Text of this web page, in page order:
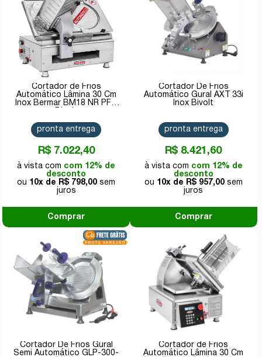
Cortador de Frios
Automático Lâmina 30 Cm
Inox Bermar BM18 NR PF -
R$ 7.022,40
com 12% de
desconto
10x de
R$ 798,00
pronta entrega
Comprar
Cortador De Frios
Automático Gural AXT 33i
Inox Bivolt
R$ 8.421,60
com 12% de
desconto
10x de
R$ 957,00
pronta entrega
Comprar
Cortador De Frios Gural
Semi Automático GLP-300-
Cortador de Frios
Automático Lâmina 30 Cm